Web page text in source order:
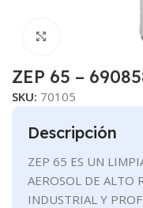
Clic para
ZEP 65 –
SKU: 70105
Descripción
ZEP 65 ES UN
AEROSOL DE ALTO
INDUSTRIAL Y